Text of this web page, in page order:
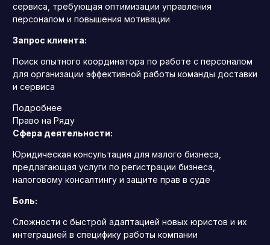
сервиса, требующая оптимизации управления
персоналом и повышения мотивации
Запрос клиента:
Поиск опытного координатора по работе с персоналом
для организации эффективной работы команды доставки
и сервиса
Подробнее
Право на Ряду
Сфера деятельности:
Юридическая консультация для малого бизнеса,
предлагающая услуги по регистрации бизнеса,
налоговому консалтингу и защите прав в суде
Боль:
Сложности с быстрой адаптацией новых юристов и их
интеграцией в специфику работы компании